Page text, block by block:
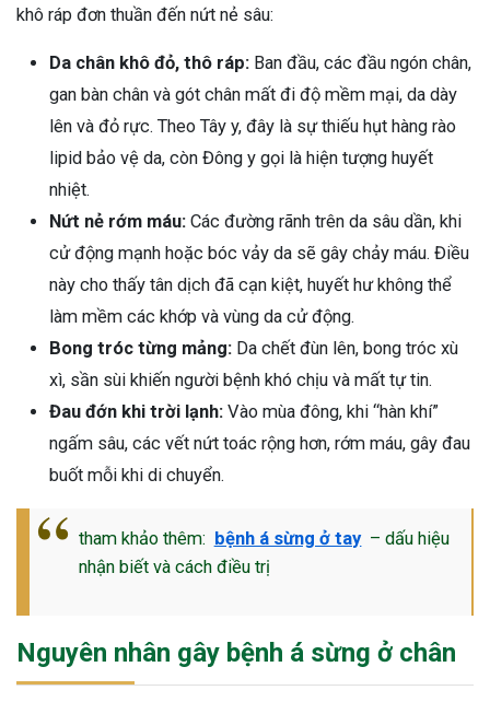
khô ráp đơn thuần đến nứt nẻ sâu:
Da chân khô đỏ, thô ráp: Ban đầu, các đầu ngón chân,
gan bàn chân và gót chân mất đi độ mềm mại, da dày
lên và đỏ rực. Theo Tây y, đây là sự thiếu hụt hàng rào
lipid bảo vệ da, còn Đông y gọi là hiện tượng huyết
nhiệt.
Nứt nẻ rớm máu: Các đường rãnh trên da sâu dần, khi
cử động mạnh hoặc bóc vảy da sẽ gây chảy máu. Điều
này cho thấy tân dịch đã cạn kiệt, huyết hư không thể
làm mềm các khớp và vùng da cử động.
Bong tróc từng mảng: Da chết đùn lên, bong tróc xù
xì, sần sùi khiến người bệnh khó chịu và mất tự tin.
Đau đớn khi trời lạnh: Vào mùa đông, khi “hàn khí”
ngấm sâu, các vết nứt toác rộng hơn, rớm máu, gây đau
buốt mỗi khi di chuyển.
tham khảo thêm: bệnh á sừng ở tay – dấu hiệu
nhận biết và cách điều trị
Nguyên nhân gây bệnh á sừng ở chân